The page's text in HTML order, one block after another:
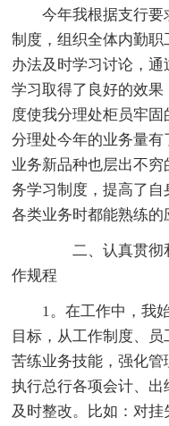
今年我根据支行
制度，组织全体内勤
办法及时学习讨论，
学习取得了良好的效果
度使我分理处柜员牢
分理处今年的业务量
业务新品种也层出不
务学习制度，提高了
各类业务时都能熟练的
二、认真贯彻
作规程
1。在工作中，我
目标，从工作制度、员
苦练业务技能，强化
执行总行各项会计、出
及时整改。比如：对